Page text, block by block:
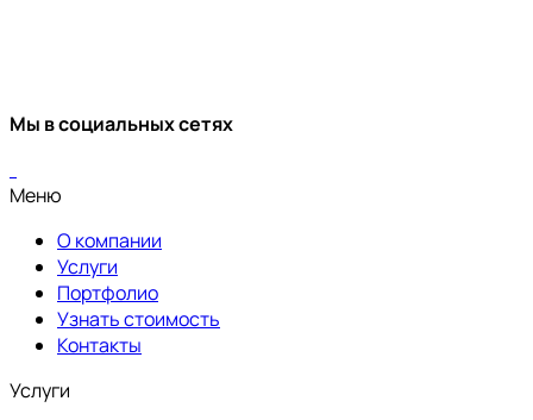
Мы в социальных сетях
Меню
О компании
Услуги
Портфолио
Узнать стоимость
Контакты
Услуги